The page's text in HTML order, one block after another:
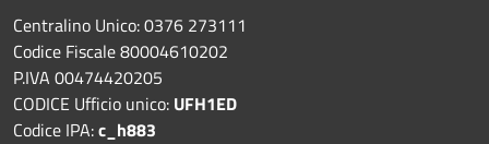
Centralino Unico: 0376 273111
Codice Fiscale 80004610202
P.IVA 00474420205
CODICE Ufficio unico: UFH1ED
Codice IPA:c_h883